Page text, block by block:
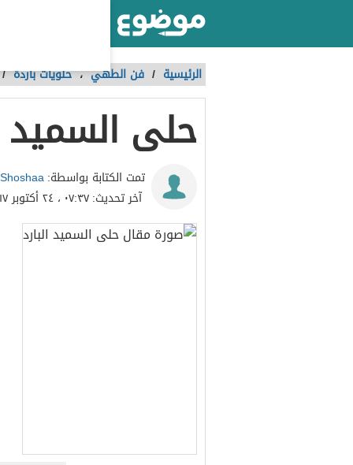
الرئيسية / فن الطهي،حلويات باردة
حلى السميد
تمت الكتابة بواسطة:
آخر تحديث:٠٧:٣٧ ، ٢٤ أكتوبر ٢٠١٧